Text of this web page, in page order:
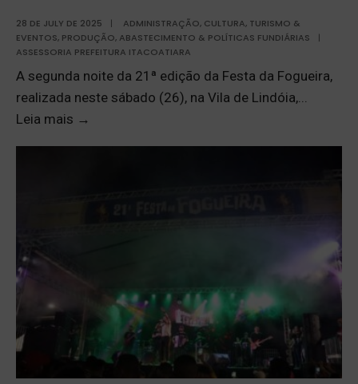
28 DE JULY DE 2025 | ADMINISTRAÇÃO, CULTURA, TURISMO &
EVENTOS, PRODUÇÃO, ABASTECIMENTO & POLÍTICAS FUNDIÁRIAS
|
ASSESSORIA PREFEITURA ITACOATIARA
A segunda noite da 21ª edição da Festa da Fogueira,
realizada neste sábado (26), na Vila de Lindóia,
Leia mais →